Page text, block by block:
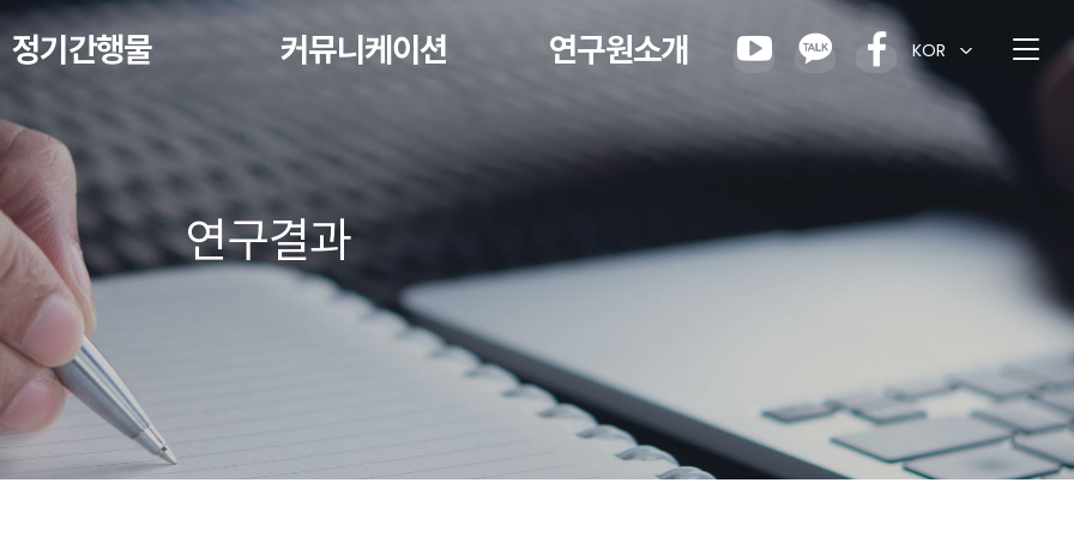
정기간행물 커뮤니케이션 연구원소개 KOR
연구결과